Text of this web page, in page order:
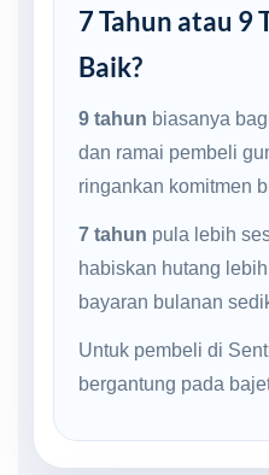
7 Tahun atau 9
Baik?
9 tahun biasanya
dan ramai pembeli
ringankan komitmen
7 tahun pula lebih
habiskan hutang
bayaran bulanan
Untuk pembeli di
bergantung pada